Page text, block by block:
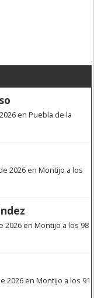
en Puebla de la
2026 en Montijo a los
2026 en Montijo a los 98
2026 en Montijo a los 91